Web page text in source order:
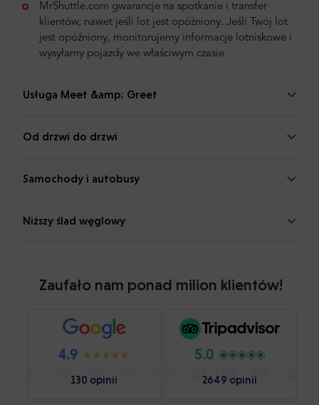
MrShuttle.com gwarancje na spotkanie i transfer
klientów, nawet jeśli lot jest opóźniony. Jeśli Twój lot
jest opóźniony, monitorujemy informacje lotniskowe i
wysyłamy pojazdy we właściwym czasie
Usługa Meet &amp; Greet
Od drzwi do drzwi
Samochody i autobusy
Niższy ślad węglowy
Zaufało nam ponad milion klientów!
4.9
130 opinii
5.0
2649 opinii